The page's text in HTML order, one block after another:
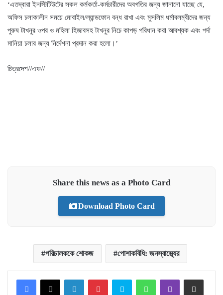
‘এতদ্বারা ইনস্টিটিউটের সকল কর্মকর্তা-কর্মচারীদের অবগতির জন্য জানানো যাচ্ছে যে,
অফিস চলাকালীন সময়ে মোবাইল/ল্যান্ডফোন বন্ধ রাখা এবং মুসলিম ধর্মাবলম্বীদের জন্য
পুরুষ টাখনুর ওপর ও মহিলা হিজাবসহ টাখনুর নিচে কাপড় পরিধান করা আবশ্যক এবং পর্দা
মানিয়া চলার জন্য নির্দেশনা প্রদান করা হলো।’
চিত্রদেশ//এফ//
Share this news as a Photo Card
Download Photo Card
পরিচালককে শোকজ পোশাকবিধি: জনস্বাস্থ্যের
X